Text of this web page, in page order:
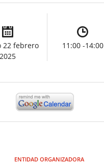
22 febrero
2025
11:00 -14:00
ENTIDAD ORGANIZADORA